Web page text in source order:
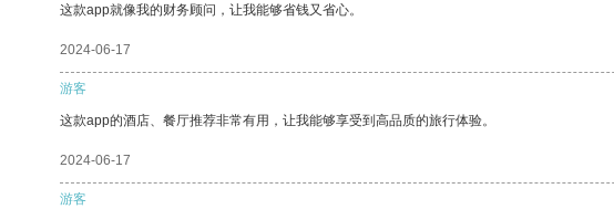
这款app就像我的财务顾问，让我能够省钱又省心。
2024-06-17
游客
这款app的酒店、餐厅推荐非常有用，让我能够享受到高品质的旅行体验。
2024-06-17
游客